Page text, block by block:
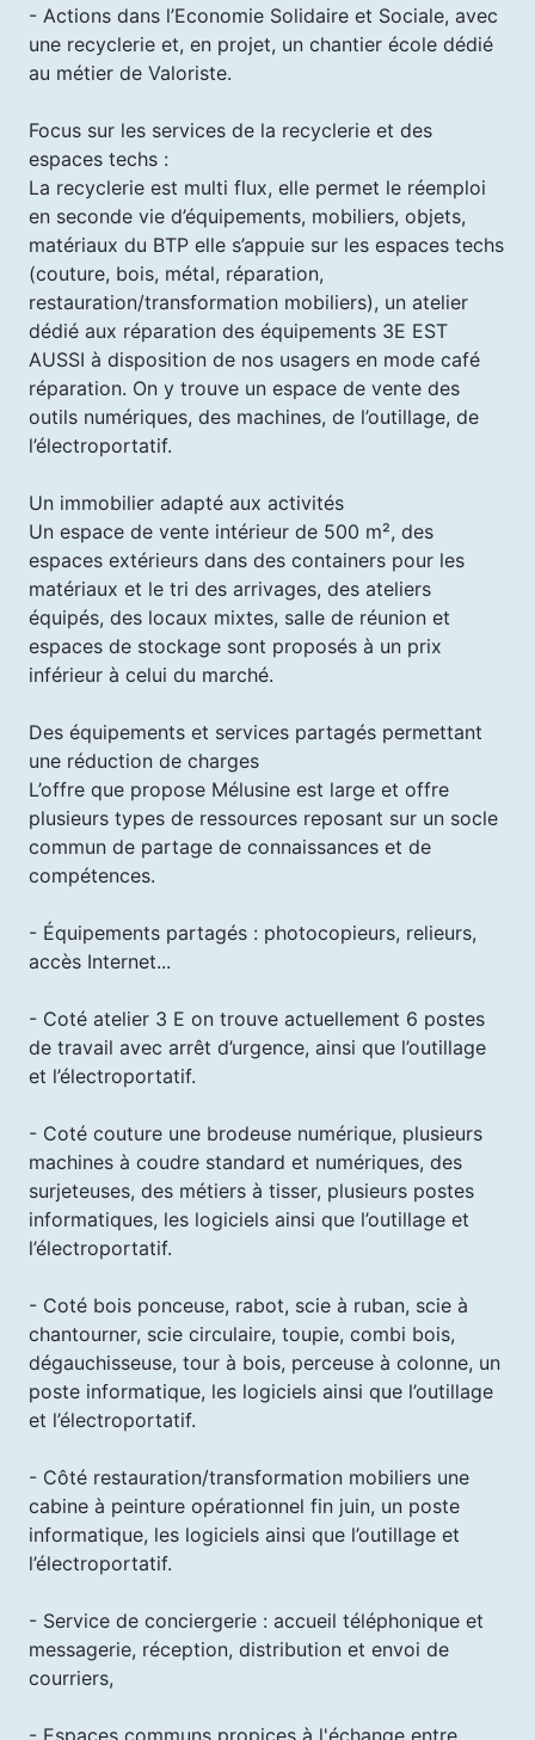
- Actions dans l’Economie Solidaire et Sociale, avec
une recyclerie et, en projet, un chantier école dédié
au métier de Valoriste.
Focus sur les services de la recyclerie et des
espaces techs :
La recyclerie est multi flux, elle permet le réemploi
en seconde vie d’équipements, mobiliers, objets,
matériaux du BTP elle s’appuie sur les espaces techs
(couture, bois, métal, réparation,
restauration/transformation mobiliers), un atelier
dédié aux réparation des équipements 3E EST
AUSSI à disposition de nos usagers en mode café
réparation. On y trouve un espace de vente des
outils numériques, des machines, de l’outillage, de
l’électroportatif.
Un immobilier adapté aux activités
Un espace de vente intérieur de 500 m², des
espaces extérieurs dans des containers pour les
matériaux et le tri des arrivages, des ateliers
équipés, des locaux mixtes, salle de réunion et
espaces de stockage sont proposés à un prix
inférieur à celui du marché.
Des équipements et services partagés permettant
une réduction de charges
L’offre que propose Mélusine est large et offre
plusieurs types de ressources reposant sur un socle
commun de partage de connaissances et de
compétences.
- Équipements partagés : photocopieurs, relieurs,
accès Internet...
- Coté atelier 3 E on trouve actuellement 6 postes
de travail avec arrêt d’urgence, ainsi que l’outillage
et l’électroportatif.
- Coté couture une brodeuse numérique, plusieurs
machines à coudre standard et numériques, des
surjeteuses, des métiers à tisser, plusieurs postes
informatiques, les logiciels ainsi que l’outillage et
l’électroportatif.
- Coté bois ponceuse, rabot, scie à ruban, scie à
chantourner, scie circulaire, toupie, combi bois,
dégauchisseuse, tour à bois, perceuse à colonne, un
poste informatique, les logiciels ainsi que l’outillage
et l’électroportatif.
- Côté restauration/transformation mobiliers une
cabine à peinture opérationnel fin juin, un poste
informatique, les logiciels ainsi que l’outillage et
l’électroportatif.
- Service de conciergerie : accueil téléphonique et
messagerie, réception, distribution et envoi de
courriers,
- Espaces communs propices à l'échange entre